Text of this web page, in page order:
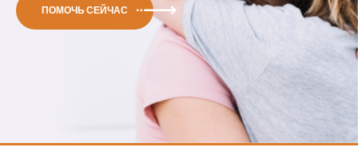
ПОМОЧЬ СЕЙЧАС